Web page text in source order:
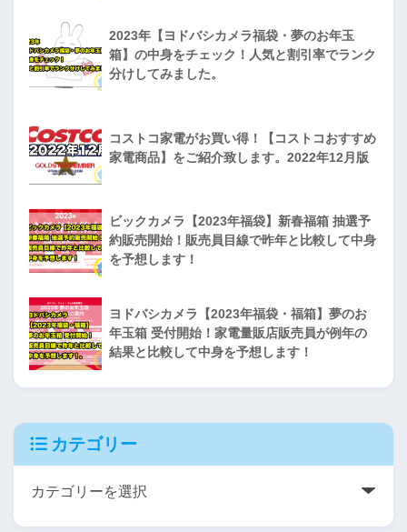
2023年【ヨドバシカメラ福袋・夢のお年玉
箱】の中身をチェック！人気と割引率でランク
分けしてみました。
コストコ家電がお買い得！【コストコおすすめ
家電商品】をご紹介致します。2022年12月版
ビックカメラ【2023年福袋】新春福箱 抽選予
約販売開始！販売員目線で昨年と比較して中身
を予想します！
ヨドバシカメラ【2023年福袋・福箱】夢のお
年玉箱 受付開始！家電量販店販売員が例年の
結果と比較して中身を予想します！
カテゴリー